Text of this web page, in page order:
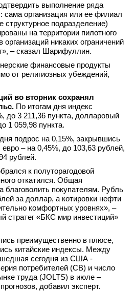
выполнение ряда
сама организация или ее филиал
структурное подразделение)
на территории пилотного
никаких ограничений
– сказал Шарифуллин.
финансовые продукты
от религиозных убеждений,
во вторник сохранял
По итогам дня индекс
до 3 211,36 пункта, долларовый
1 059,98 пункта.
подрос на 0,15%, закрывшись
– на 0,45%, до 103,63 рублей,
рублей.
к полуторагодовой
откатился. Общая
благоволить покупателям. Рубль
за доллар, а котировки нефти
комфортных уровнях», –
стратег «БКС мир инвестиций»
преимущественно в плюсе,
китайские индексы. Между
сегодня из США -
потребителей (CB) и число
труда (JOLTS) в июле –
добавил эксперт.